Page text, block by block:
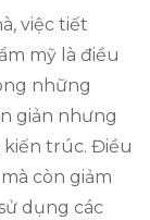
việc tiết
mỹ là điều
những
giản nhưng
trúc. Điều
còn giảm
dụng các